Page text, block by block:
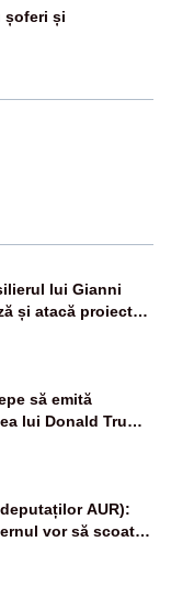
șoferi și
lui Gianni
și atacă proiectul
să emită
lui Donald Trump
AUR):
vor să scoată
pentru a stinge